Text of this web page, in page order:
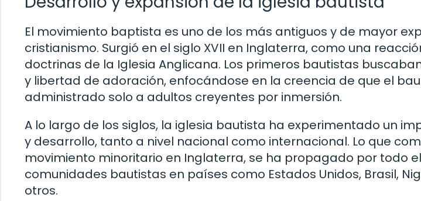
El movimiento baptista es uno de los más antiguos y de mayor
cristianismo. Surgió en el siglo XVII en Inglaterra, como una
doctrinas de la Iglesia Anglicana. Los primeros bautistas
y libertad de adoración, enfocándose en la creencia de que el
administrado solo a adultos creyentes por inmersión.
A lo largo de los siglos, la iglesia bautista ha experimentado un
y desarrollo, tanto a nivel nacional como internacional. Lo que
movimiento minoritario en Inglaterra, se ha propagado por todo
comunidades bautistas en países como Estados Unidos, Brasil,
otros.